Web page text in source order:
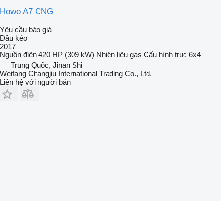
Howo A7 CNG
Yêu cầu báo giá
Đầu kéo
2017
Nguồn điện 420 HP (309 kW) Nhiên liệu gas Cấu hình trục 6x4
Trung Quốc, Jinan Shi
Weifang Changjiu International Trading Co., Ltd.
Liên hệ với người bán